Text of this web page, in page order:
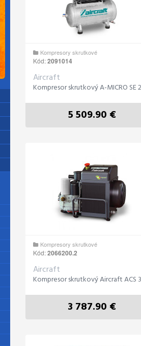
Kompresory skrutkové
Kód:2091014
Aircraft
5 509.90 €
Kompresory skrutkové
Kód:2066200.2
Aircraft
3 787.90 €